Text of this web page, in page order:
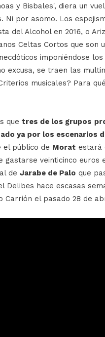
y Bisbales', diera un
Ni por asomo. Los
del Alcohol en 2016, o
Celtas Cortos que son
imponiéndose
excusa, se traen las
musicales? Para
que tres de los grupos
ya por los escenarios
el público de Morat estará
veinticinco euros
de Jarabe de Palo que
Delibes hace escasas
Carrión el pasado 28 de